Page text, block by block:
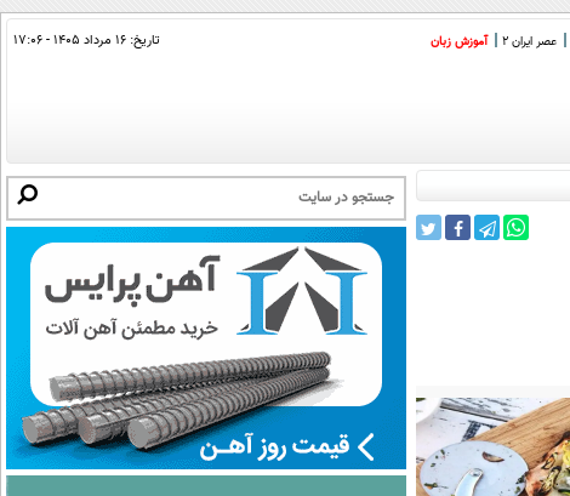
عصر ایران 2 آموزش زبان تاریخ: ۱۶ مرداد ۱۴۰۵ - ۱۷:۰۶